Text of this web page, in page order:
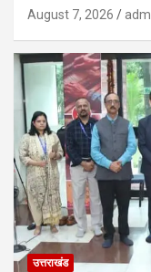
August 7, 2026
उत्तराखंड